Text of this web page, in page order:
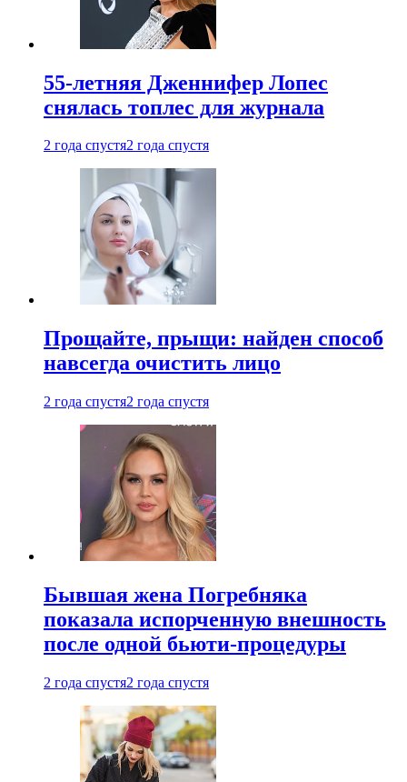
55-летняя Дженнифер Лопес
снялась топлес для журнала
2 года спустя2 года спустя
Прощайте, прыщи: найден способ
навсегда очистить лицо
2 года спустя2 года спустя
Бывшая жена Погребняка
показала испорченную внешность
после одной бьюти-процедуры
2 года спустя2 года спустя